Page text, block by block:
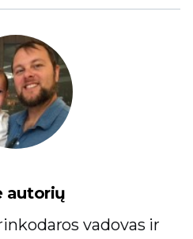
autorių
vadovas ir